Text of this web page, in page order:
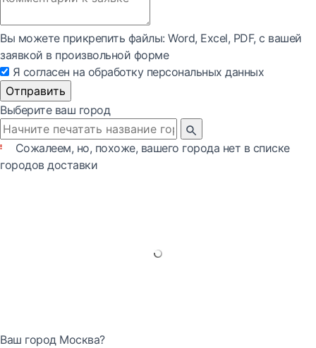
Вы можете прикрепить файлы: Word, Exсel, PDF, с вашей
заявкой в произвольной форме
Я согласен на обработку персональных данных
Отправить
Выберите ваш город
Сожалеем, но, похоже, вашего города нет в списке
городов доставки
Ваш город Москва?